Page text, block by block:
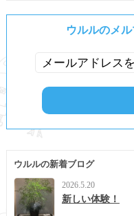
ウルルのメ
ウルルの新着ブログ
2026.5.20
新しい体験！